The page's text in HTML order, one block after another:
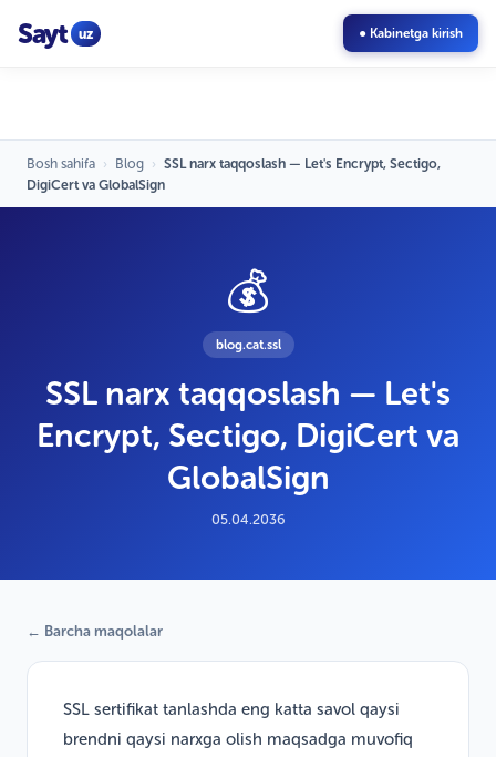
Sayt uz ● Kabinetga kirish
Bosh sahifa › Blog › SSL narx taqqoslash — Let's Encrypt, Sectigo,
DigiCert va GlobalSign
💰
blog.cat.ssl
SSL narx taqqoslash — Let's
Encrypt, Sectigo, DigiCert va
GlobalSign
05.04.2036
← Barcha maqolalar
SSL sertifikat tanlashda eng katta savol qaysi
brendni qaysi narxga olish maqsadga muvofiq